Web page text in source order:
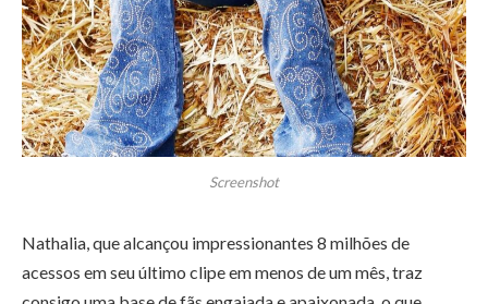
Screenshot
Nathalia, que alcançou impressionantes 8 milhões de
acessos em seu último clipe em menos de um mês, traz